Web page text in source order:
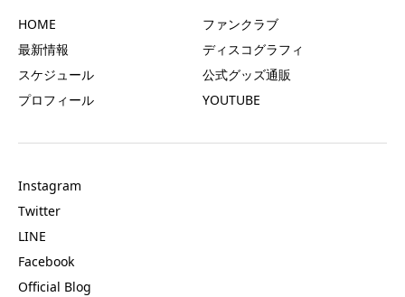
HOME
最新情報
スケジュール
プロフィール
ファンクラブ
ディスコグラフィ
公式グッズ通販
YOUTUBE
Instagram
Twitter
LINE
Facebook
Official Blog